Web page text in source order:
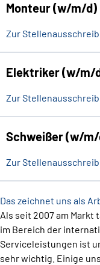
Monteur (w/m/d)
Zur
Elektriker (w/m/
Zur
Schweißer (w/
Zur
Das zeichnet uns als
Als seit 2007 am
im Bereich der
Serviceleistungen ist
sehr wichtig. Einige